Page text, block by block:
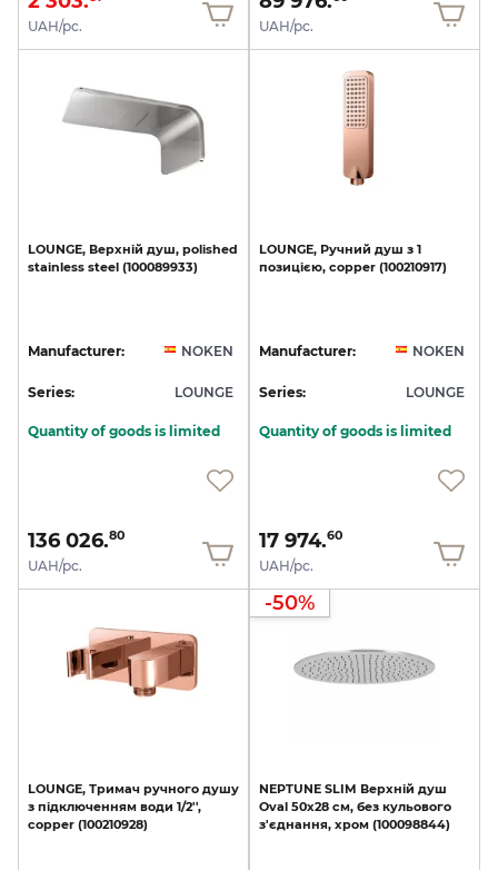
UAH/pc. UAH/pc.
LOUNGE, Верхній душ, polished
stainless steel (100089933)
Manufacturer: NOKEN
Series: LOUNGE
Quantity of goods is limited
136 026.80
UAH/pc.
LOUNGE, Ручний душ з 1
позицією, copper (100210917)
Manufacturer: NOKEN
Series: LOUNGE
Quantity of goods is limited
17 974.60
UAH/pc.
LOUNGE, Тримач ручного душу
з підключенням води 1/2'',
copper (100210928)
-50%
NEPTUNE SLIM Верхній душ
Oval 50x28 см, без кульового
з'єднання, хром (100098844)